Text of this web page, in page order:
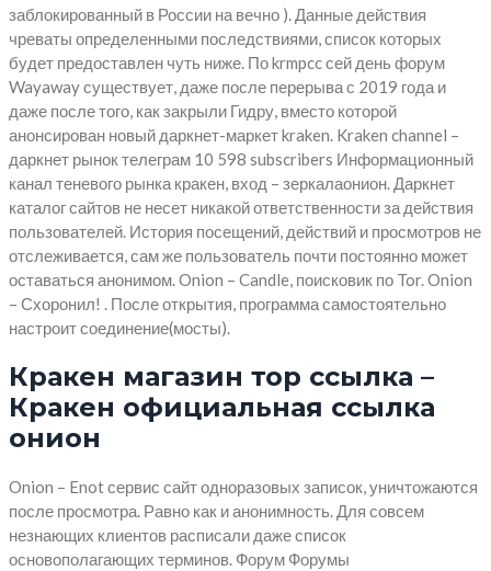
заблокированный в России на вечно ). Данные действия
чреваты определенными последствиями, список которых
будет предоставлен чуть ниже. По krmpcc сей день форум
Wayaway существует, даже после перерыва с 2019 года и
даже после того, как закрыли Гидру, вместо которой
анонсирован новый даркнет-маркет kraken. Kraken channel –
даркнет рынок телеграм 10 598 subscribers Информационный
канал теневого рынка кракен, вход – зеркалаонион. Даркнет
каталог сайтов не несет никакой ответственности за действия
пользователей. История посещений, действий и просмотров не
отслеживается, сам же пользователь почти постоянно может
оставаться анонимом. Onion – Candle, поисковик по Tor. Onion
– Схоронил! . После открытия, программа самостоятельно
настроит соединение(мосты).
Кракен магазин тор ссылка –
Кракен официальная ссылка
онион
Onion – Enot сервис сайт одноразовых записок, уничтожаются
после просмотра. Равно как и анонимность. Для совсем
незнающих клиентов расписали даже список
основополагающих терминов. Форум Форумы